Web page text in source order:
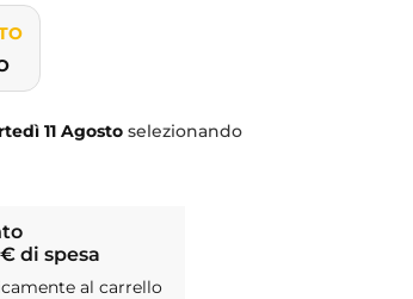
11 Agosto selezionando
di spesa
al carrello